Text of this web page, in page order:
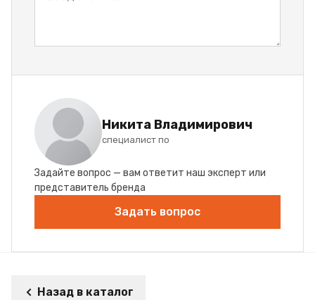
Никита Владимирович
специалист по
Задайте вопрос — вам ответит наш эксперт или
представитель бренда
Задать вопрос
Назад в каталог